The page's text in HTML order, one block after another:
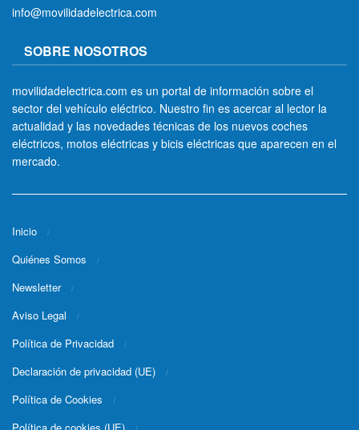
info@movilidadelectrica.com
SOBRE NOSOTROS
movilidadelectrica.com es un portal de información sobre el
sector del vehículo eléctrico. Nuestro fin es acercar al lector la
actualidad y las novedades técnicas de los nuevos coches
eléctricos, motos eléctricas y bicis eléctricas que aparecen en el
mercado.
Inicio
Quiénes Somos
Newsletter
Aviso Legal
Política de Privacidad
Declaración de privacidad (UE)
Política de Cookies